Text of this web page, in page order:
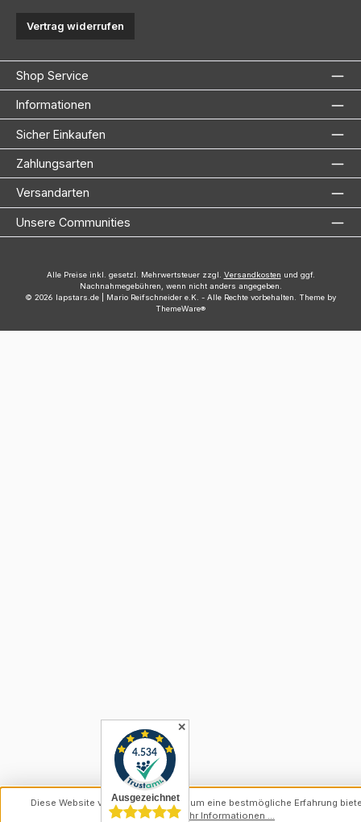
Vertrag widerrufen
Shop Service
Informationen
Sicher Einkaufen
Zahlungsarten
Versandarten
Unsere Communities
Alle Preise inkl. gesetzl. Mehrwertsteuer zzgl. Versandkosten und ggf.
Nachnahmegebühren, wenn nicht anders angegeben.
© 2026 lapstars.de | Mario Reifschneider e.K. - Alle Rechte vorbehalten. Theme by
ThemeWare®
✕
Diese Website verwendet Cookies, um eine bestmögliche Erfahrung
können.Mehr Informationen ...